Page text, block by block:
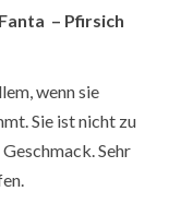
Fanta – Pfirsich
wenn sie
Sie ist nicht zu
Sehr